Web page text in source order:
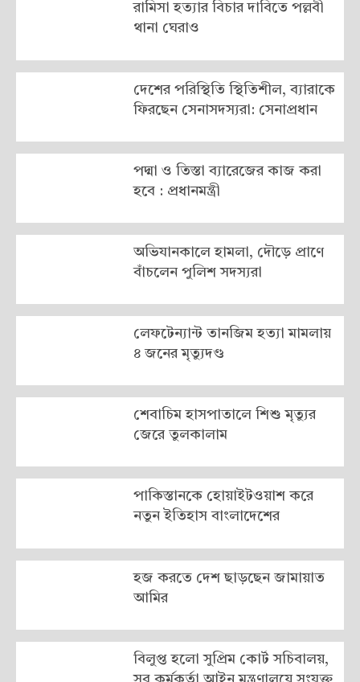
রামিসা হত্যার বিচার দাবিতে পল্লবী
থানা ঘেরাও
দেশের পরিস্থিতি স্থিতিশীল, ব্যারাকে
ফিরছেন সেনাসদস্যরা: সেনাপ্রধান
পদ্মা ও তিস্তা ব্যারেজের কাজ করা
হবে : প্রধানমন্ত্রী
অভিযানকালে হামলা, দৌড়ে প্রাণে
বাঁচলেন পুলিশ সদস্যরা
লেফটেন্যান্ট তানজিম হত্যা মামলায়
৪ জনের মৃত্যুদণ্ড
শেবাচিম হাসপাতালে শিশু মৃত্যুর
জেরে তুলকালাম
পাকিস্তানকে হোয়াইটওয়াশ করে
নতুন ইতিহাস বাংলাদেশের
হজ করতে দেশ ছাড়ছেন জামায়াত
আমির
বিলুপ্ত হলো সুপ্রিম কোর্ট সচিবালয়,